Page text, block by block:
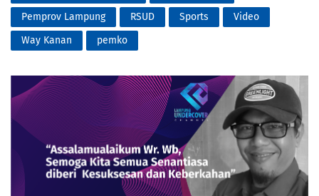
Pemprov Lampung
RSUD Sports
Video
Way Kanan
pemko